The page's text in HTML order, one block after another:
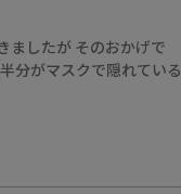
ましたが そのおかげで
分がマスクで隠れている